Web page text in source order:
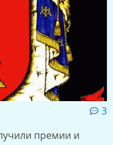
3
премии и